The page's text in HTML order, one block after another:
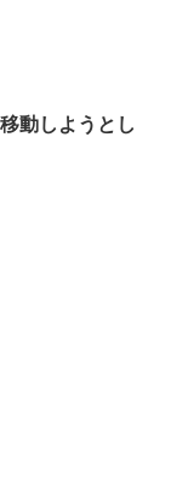
動しようとし